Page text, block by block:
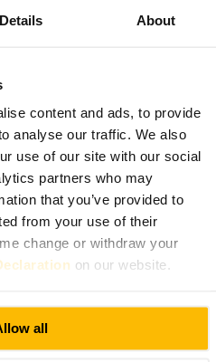
Details About
content and ads, to provide
analyse our traffic. We also
use of our site with our social
partners who may
that you’ve provided to
from your use of their
change or withdraw your
on our website.
all
atento. Carta basada en platos
de cócteles clásicos y bebidas
tanto para brunch como para
punta por la tarde. Para una
para ambiente animado ve
?utm_source=google-gbp&utm
London EC3N 1AH, Reino Unido